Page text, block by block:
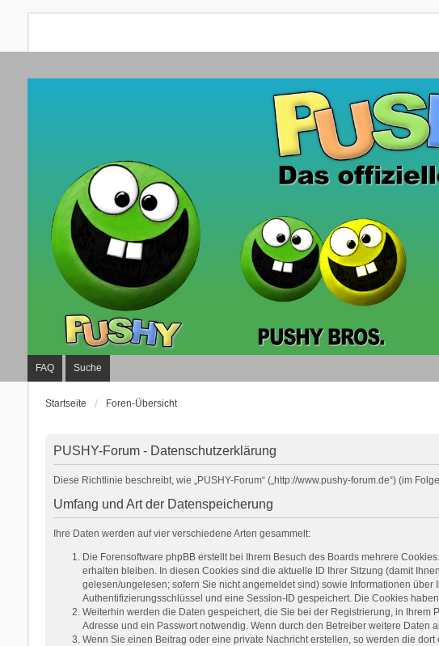
FAQ Suche
Startseite Foren-Übersicht
PUSHY-Forum - Datenschutzerklärung
Diese Richtlinie beschreibt, wie „PUSHY-Forum“ („http://www.pushy-forum.de“) (im
Umfang und Art der Datenspeicherung
Ihre Daten werden auf vier verschiedene Arten gesammelt:
Die Forensoftware phpBB erstellt bei Ihrem Besuch des Boards mehrere
erhalten bleiben. In diesen Cookies sind die aktuelle ID Ihrer Sitzung (damit
gelesen/ungelesen; sofern Sie nicht angemeldet sind) sowie Informationen
Authentifizierungsschlüssel und eine Session-ID gespeichert. Die Cookies
Weiterhin werden die Daten gespeichert, die Sie bei der Registrierung, in
Adresse und ein Passwort notwendig. Wenn durch den Betreiber weitere Daten
Wenn Sie einen Beitrag oder eine private Nachricht erstellen, so werden die